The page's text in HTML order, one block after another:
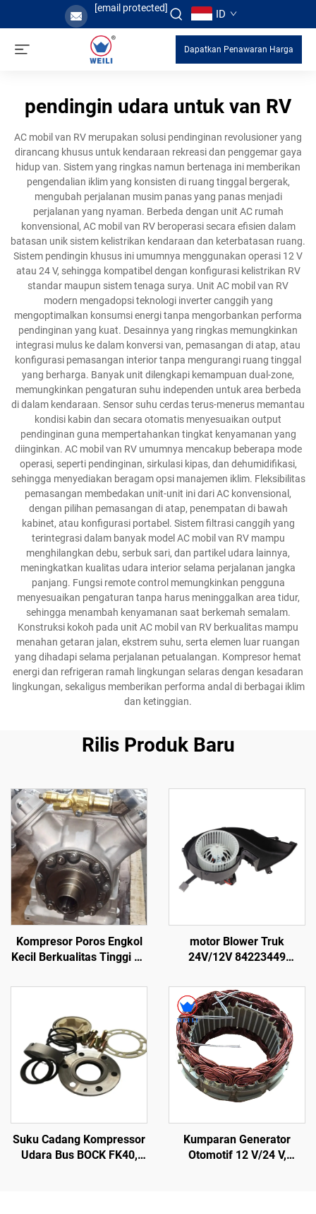
[email protected] ID
Dapatkan Penawaran Harga
pendingin udara untuk van RV
AC mobil van RV merupakan solusi pendinginan revolusioner yang
dirancang khusus untuk kendaraan rekreasi dan penggemar gaya
hidup van. Sistem yang ringkas namun bertenaga ini memberikan
pengendalian iklim yang konsisten di ruang tinggal bergerak,
mengubah perjalanan musim panas yang panas menjadi
perjalanan yang nyaman. Berbeda dengan unit AC rumah
konvensional, AC mobil van RV beroperasi secara efisien dalam
batasan unik sistem kelistrikan kendaraan dan keterbatasan ruang.
Sistem pendingin khusus ini umumnya menggunakan operasi 12 V
atau 24 V, sehingga kompatibel dengan konfigurasi kelistrikan RV
standar maupun sistem tenaga surya. Unit AC mobil van RV
modern mengadopsi teknologi inverter canggih yang
mengoptimalkan konsumsi energi tanpa mengorbankan performa
pendinginan yang kuat. Desainnya yang ringkas memungkinkan
integrasi mulus ke dalam konversi van, pemasangan di atap, atau
konfigurasi pemasangan interior tanpa mengurangi ruang tinggal
yang berharga. Banyak unit dilengkapi kemampuan dual-zone,
memungkinkan pengaturan suhu independen untuk area berbeda
di dalam kendaraan. Sensor suhu cerdas terus-menerus memantau
kondisi kabin dan secara otomatis menyesuaikan output
pendinginan guna mempertahankan tingkat kenyamanan yang
diinginkan. AC mobil van RV umumnya mencakup beberapa mode
operasi, seperti pendinginan, sirkulasi kipas, dan dehumidifikasi,
sehingga menyediakan beragam opsi manajemen iklim. Fleksibilitas
pemasangan membedakan unit-unit ini dari AC konvensional,
dengan pilihan pemasangan di atap, penempatan di bawah
kabinet, atau konfigurasi portabel. Sistem filtrasi canggih yang
terintegrasi dalam banyak model AC mobil van RV mampu
menghilangkan debu, serbuk sari, dan partikel udara lainnya,
meningkatkan kualitas udara interior selama perjalanan jangka
panjang. Fungsi remote control memungkinkan pengguna
menyesuaikan pengaturan tanpa harus meninggalkan area tidur,
sehingga menambah kenyamanan saat berkemah semalam.
Konstruksi kokoh pada unit AC mobil van RV berkualitas mampu
menahan getaran jalan, ekstrem suhu, serta elemen luar ruangan
yang dihadapi selama perjalanan petualangan. Kompresor hemat
energi dan refrigeran ramah lingkungan selaras dengan kesadaran
lingkungan, sekaligus memberikan performa andal di berbagai iklim
dan ketinggian.
Rilis Produk Baru
Kompresor Poros Engkol
Kecil Berkualitas Tinggi 24
Kapasitas Variabel, Suku
Carrier Transicold
motor Blower Truk
24V/12V 84223449
Suku Cadang Kompressor
Udara Bus BOCK FK40,
Kumparan Generator
Otomotif 12 V/24 V,